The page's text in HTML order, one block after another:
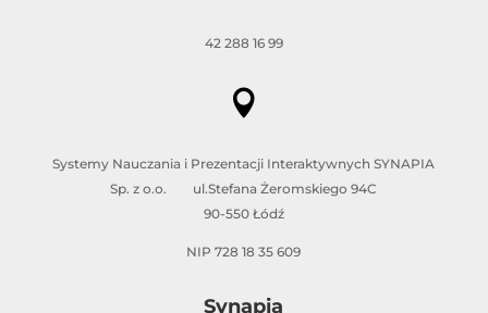
42 288 16 99

Systemy Nauczania i Prezentacji Interaktywnych SYNAPIA
Sp. z o.o. ul.Stefana Żeromskiego 94C
90-550 Łódź
NIP 728 18 35 609
Synapia